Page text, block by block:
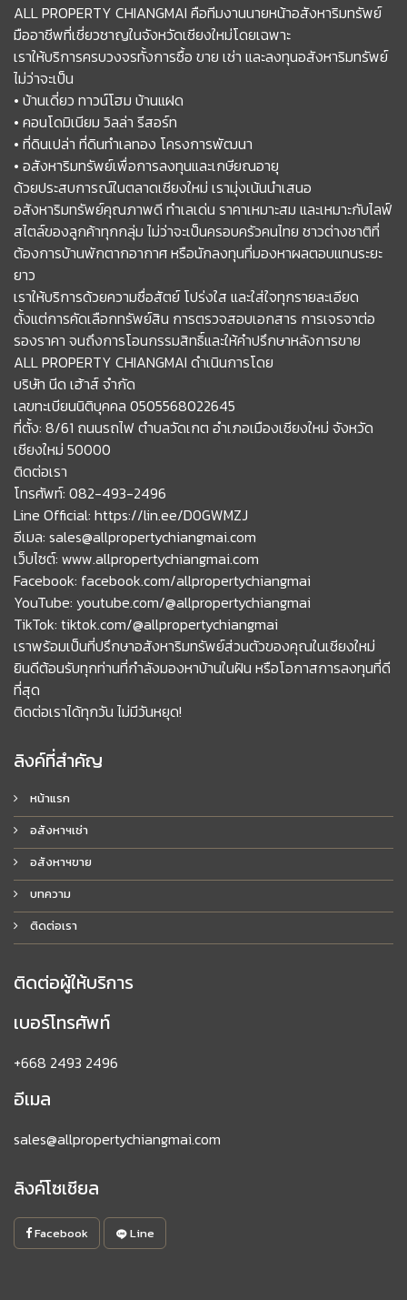
ALL PROPERTY CHIANGMAI คือทีมงานนายหน้าอสังหาริมทรัพย์
มืออาชีพที่เชี่ยวชาญในจังหวัดเชียงใหม่โดยเฉพาะ
เราให้บริการครบวงจรทั้งการซื้อ ขาย เช่า และลงทุนอสังหาริมทรัพย์
ไม่ว่าจะเป็น
• บ้านเดี่ยว ทาวน์โฮม บ้านแฝด
• คอนโดมิเนียม วิลล่า รีสอร์ท
• ที่ดินเปล่า ที่ดินทำเลทอง โครงการพัฒนา
• อสังหาริมทรัพย์เพื่อการลงทุนและเกษียณอายุ
ด้วยประสบการณ์ในตลาดเชียงใหม่ เรามุ่งเน้นนำเสนอ
อสังหาริมทรัพย์คุณภาพดี ทำเลเด่น ราคาเหมาะสม และเหมาะกับไลฟ์
สไตล์ของลูกค้าทุกกลุ่ม ไม่ว่าจะเป็นครอบครัวคนไทย ชาวต่างชาติที่
ต้องการบ้านพักตากอากาศ หรือนักลงทุนที่มองหาผลตอบแทนระยะ
ยาว
เราให้บริการด้วยความซื่อสัตย์ โปร่งใส และใส่ใจทุกรายละเอียด
ตั้งแต่การคัดเลือกทรัพย์สิน การตรวจสอบเอกสาร การเจรจาต่อ
รองราคา จนถึงการโอนกรรมสิทธิ์และให้คำปรึกษาหลังการขาย
ALL PROPERTY CHIANGMAI ดำเนินการโดย
บริษัท นีด เฮ้าส์ จำกัด
เลขทะเบียนนิติบุคคล 0505568022645
ที่ตั้ง: 8/61 ถนนรถไฟ ตำบลวัดเกต อำเภอเมืองเชียงใหม่ จังหวัด
เชียงใหม่ 50000
ติดต่อเรา
โทรศัพท์: 082-493-2496
Line Official: https://lin.ee/D0GWMZJ
อีเมล: sales@allpropertychiangmai.com
เว็บไซต์: www.allpropertychiangmai.com
Facebook: facebook.com/allpropertychiangmai
YouTube: youtube.com/@allpropertychiangmai
TikTok: tiktok.com/@allpropertychiangmai
เราพร้อมเป็นที่ปรึกษาอสังหาริมทรัพย์ส่วนตัวของคุณในเชียงใหม่
ยินดีต้อนรับทุกท่านที่กำลังมองหาบ้านในฝัน หรือโอกาสการลงทุนที่ดี
ที่สุด
ติดต่อเราได้ทุกวัน ไม่มีวันหยุด!
ลิงค์ที่สำคัญ
หน้าแรก
อสังหาฯเช่า
อสังหาฯขาย
บทความ
ติดต่อเรา
ติดต่อผู้ให้บริการ
เบอร์โทรศัพท์
+668 2493 2496
อีเมล
sales@allpropertychiangmai.com
ลิงค์โซเชียล
Facebook Line